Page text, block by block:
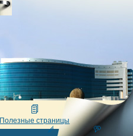
Полезные страницы